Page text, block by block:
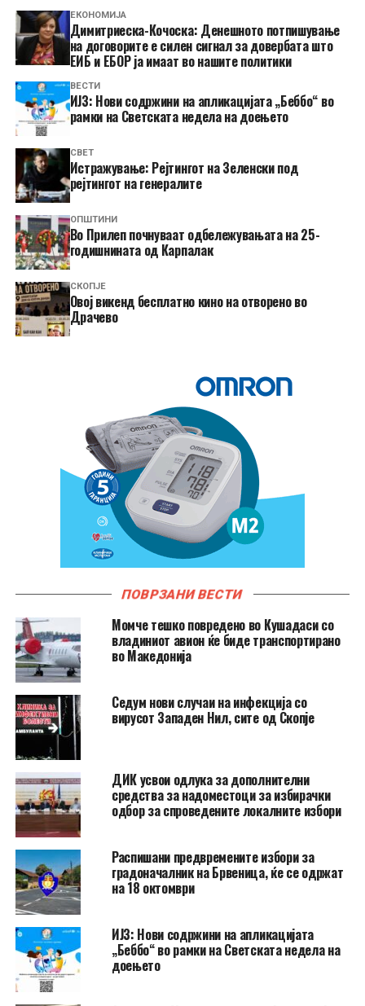
ЕКОНОМИЈА
Димитриеска-Кочоска: Денешното потпишување
на договорите е силен сигнал за довербата што
ЕИБ и ЕБОР ја имаат во нашите политики
ВЕСТИ
ИЈЗ: Нови содржини на апликацијата „Беббо“ во
рамки на Светската недела на доењето
СВЕТ
Истражување: Рејтингот на Зеленски под
рејтингот на генералите
ОПШТИНИ
Во Прилеп почнуваат одбележувањата на 25-
годишнината од Карпалак
СКОПЈЕ
​Овој викенд бесплатно кино на отворено во
Драчево
ПОВРЗАНИ ВЕСТИ
Момче тешко повредено во Кушадаси со
владиниот авион ќе биде транспортирано
во Македонија
Седум нови случаи на инфекција со
вирусот Западен Нил, сите од Скопје
ДИК усвои одлука за дополнителни
средства за надоместоци за избирачки
одбор за спроведените локалните избори
Распишани предвремените избори за
градоначалник на Брвеница, ќе се одржат
на 18 октомври
ИЈЗ: Нови содржини на апликацијата
„Беббо“ во рамки на Светската недела на
доењето